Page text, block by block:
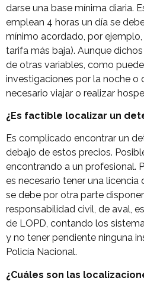
darse una base mínima diaria.
emplean 4 horas un día se
mínimo acordado, por
tarifa más baja). Aunque
de otras variables, como
investigaciones por la noche o
necesario viajar o realizar
¿Es factible localizar un
Es complicado encontrar un
debajo de estos precios.
encontrando a un profesional.
es necesario tener una licencia
se debe por otra parte
responsabilidad civil, de aval,
de LOPD, contando los
y no tener pendiente ninguna
Policía Nacional.
¿Cuáles son las